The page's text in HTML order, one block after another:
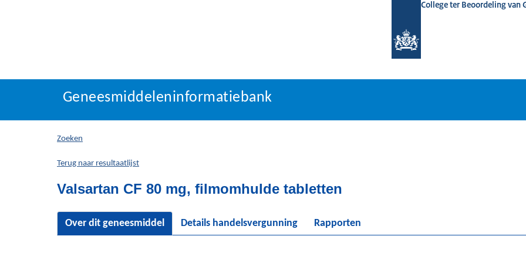
College ter Beoordeling van
Geneesmiddeleninformatiebank
U
hier:
Geneesmiddeleninformatiebank
Zoeken
Terug naar resultaatlijst
Valsartan CF 80 mg, filmomhulde tabletten
Over dit geneesmiddel Details handelsvergunning Rapporten